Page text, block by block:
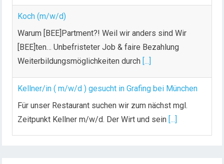
Koch (m/w/d)
Warum [BEE]Partment?! Weil wir anders sind Wir
[BEE]ten… Unbefristeter Job & faire Bezahlung
Weiterbildungsmöglichkeiten durch [...]
Kellner/in ( m/w/d ) gesucht in Grafing bei München
Für unser Restaurant suchen wir zum nächst mgl.
Zeitpunkt Kellner m/w/d. Der Wirt und sein [...]